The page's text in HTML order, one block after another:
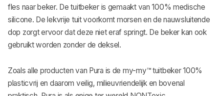
fles naar beker. De tuitbeker is gemaakt van 100% medische
silicone. De lekvrije tuit voorkomt morsen en de nauwsluitende
dop zorgt ervoor dat deze niet eraf springt. De beker kan ook
gebruikt worden zonder de deksel.
Zoals alle producten van Pura is de my-my™ tuitbeker 100%
plasticvrij en daarom veilig, milieuvriendelijk en bovenal